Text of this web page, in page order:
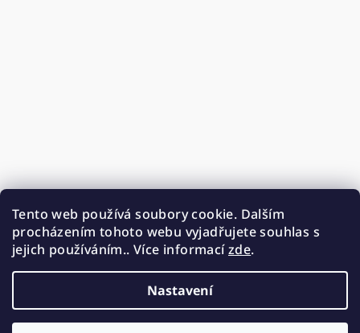
Tento web používá soubory cookie. Dalším
procházením tohoto webu vyjadřujete souhlas s
jejich používáním.. Více informacízde.
Nastavení